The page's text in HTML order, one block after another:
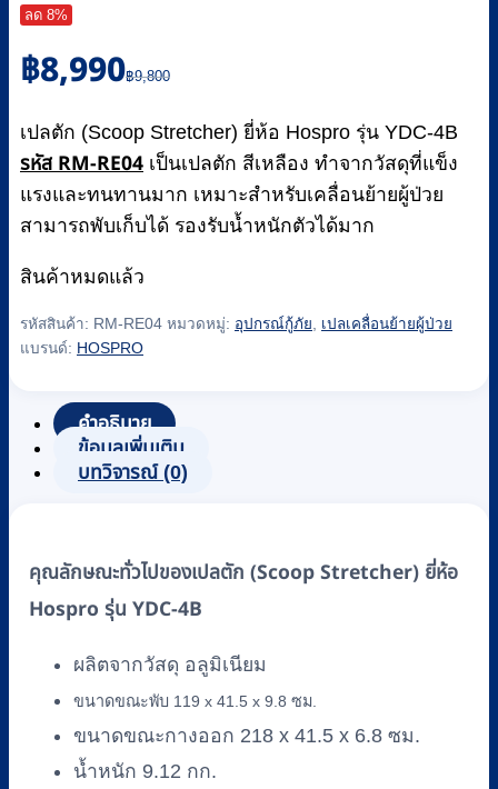
ลด 8%
฿9,800
Original
price
฿9,800.
฿8,990
Current
price
฿8,990.
เปลตัก (Scoop Stretcher) ยี่ห้อ Hospro รุ่น YDC-4B
รหัส RM-RE04 เป็นเปลตัก สีเหลือง ทำจากวัสดุที่แข็ง
แรงและทนทานมาก เหมาะสำหรับเคลื่อนย้ายผู้ป่วย
สามารถพับเก็บได้ รองรับน้ำหนักตัวได้มาก
สินค้าหมดแล้ว
รหัสสินค้า: RM-RE04 หมวดหมู่: อุปกรณ์กู้ภัย, เปลเคลื่อนย้ายผู้ป่วย
แบรนด์: HOSPRO
คำอธิบาย
ข้อมูลเพิ่มเติม
บทวิจารณ์ (0)
คุณลักษณะทั่วไปของเปลตัก (Scoop Stretcher) ยี่ห้อ
Hospro รุ่น YDC-4B
ผลิตจากวัสดุ อลูมิเนียม
ขนาดขณะพับ 119 x 41.5 x 9.8 ซม.
ขนาดขณะกางออก 218 x 41.5 x 6.8 ซม.
น้ำหนัก 9.12 กก.